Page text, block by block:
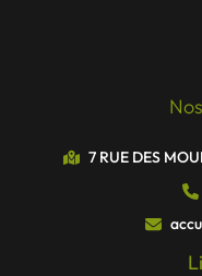
7 RUE DES